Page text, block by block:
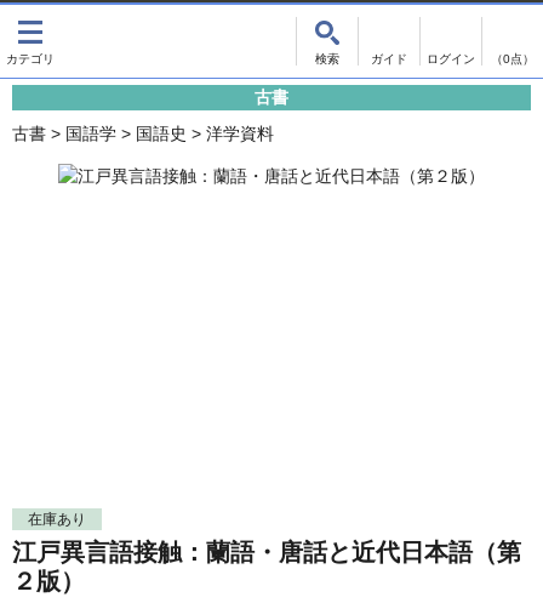
（0点）
影印資料
翻刻資料
単行本◆日本語史
単行本◆美術
書誌学・目録
言語学
古書目録
画像がある商品のみ検索
古書
古書 > 国語学 > 国語史 > 洋学資料
在庫あり
江戸異言語接触：蘭語・唐話と近代日本語（第
２版）